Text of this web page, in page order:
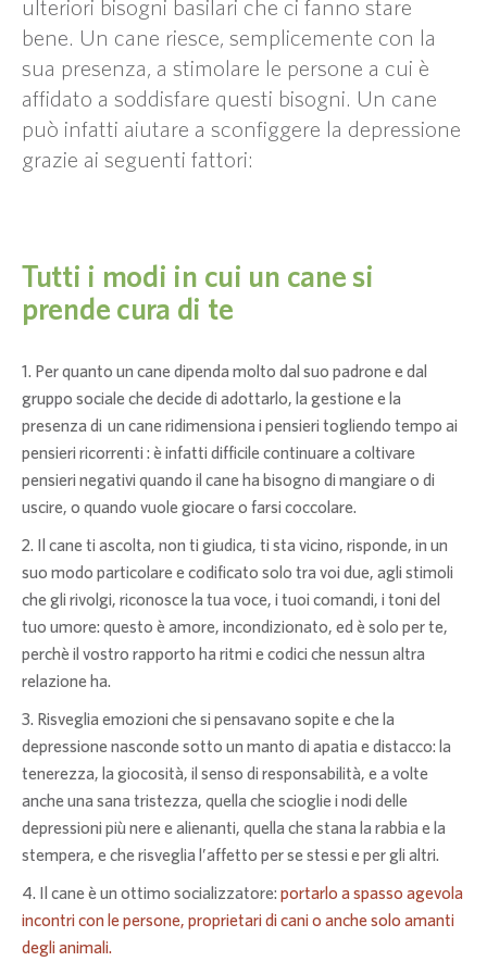
ulteriori bisogni basilari che ci fanno stare
bene. Un cane riesce, semplicemente con la
sua presenza, a stimolare le persone a cui è
affidato a soddisfare questi bisogni. Un cane
può infatti aiutare a sconfiggere la depressione
grazie ai seguenti fattori:
Tutti i modi in cui un cane si
prende cura di te
Per quanto un cane dipenda molto dal suo padrone e dal
gruppo sociale che decide di adottarlo, la gestione e la
presenza di un cane ridimensiona i pensieri togliendo tempo ai
pensieri ricorrenti : è infatti difficile continuare a coltivare
pensieri negativi quando il cane ha bisogno di mangiare o di
uscire, o quando vuole giocare o farsi coccolare.
Il cane ti ascolta, non ti giudica, ti sta vicino, risponde, in un
suo modo particolare e codificato solo tra voi due, agli stimoli
che gli rivolgi, riconosce la tua voce, i tuoi comandi, i toni del
tuo umore: questo è amore, incondizionato, ed è solo per te,
perchè il vostro rapporto ha ritmi e codici che nessun altra
relazione ha.
Risveglia emozioni che si pensavano sopite e che la
depressione nasconde sotto un manto di apatia e distacco: la
tenerezza, la giocosità, il senso di responsabilità, e a volte
anche una sana tristezza, quella che scioglie i nodi delle
depressioni più nere e alienanti, quella che stana la rabbia e la
stempera, e che risveglia l’affetto per se stessi e per gli altri.
Il cane è un ottimo socializzatore: portarlo a spasso agevola
incontri con le persone, proprietari di cani o anche solo amanti
degli animali.